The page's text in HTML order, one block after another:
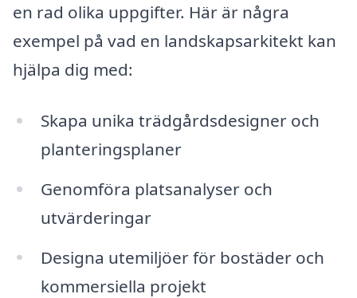
en rad olika uppgifter. Här är några
exempel på vad en landskapsarkitekt kan
hjälpa dig med:
Skapa unika trädgårdsdesigner och
planteringsplaner
Genomföra platsanalyser och
utvärderingar
Designa utemiljöer för bostäder och
kommersiella projekt